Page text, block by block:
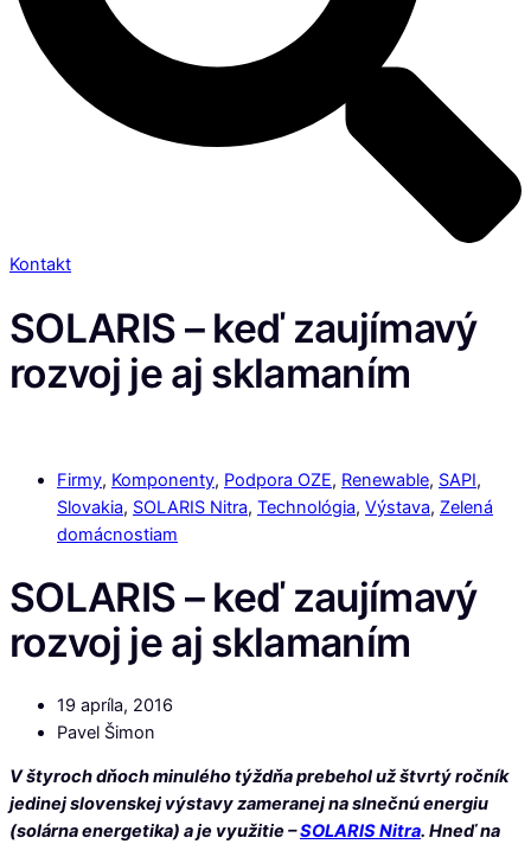
Kontakt
SOLARIS – keď zaujímavý
rozvoj je aj sklamaním
Firmy, Komponenty, Podpora OZE, Renewable, SAPI,
Slovakia, SOLARIS Nitra, Technológia, Výstava, Zelená
domácnostiam
SOLARIS – keď zaujímavý
rozvoj je aj sklamaním
19 apríla, 2016
Pavel Šimon
V štyroch dňoch minulého týždňa prebehol už štvrtý ročník
jedinej slovenskej výstavy zameranej na slnečnú energiu
(solárna energetika) a je využitie –SOLARIS Nitra. Hneď na